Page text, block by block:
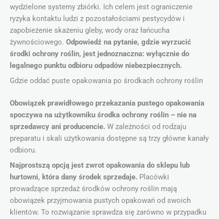
wydzielone systemy zbiórki. Ich celem jest ograniczenie
ryzyka kontaktu ludzi z pozostałościami pestycydów i
zapobieżenie skażeniu gleby, wody oraz łańcucha
żywnościowego. Odpowiedź na pytanie, gdzie wyrzucić
środki ochrony roślin, jest jednoznaczna: wyłącznie do
legalnego punktu odbioru odpadów niebezpiecznych.
Gdzie oddać puste opakowania po środkach ochrony roślin
Obowiązek prawidłowego przekazania pustego opakowania
spoczywa na użytkowniku środka ochrony roślin – nie na
sprzedawcy ani producencie. W zależności od rodzaju
preparatu i skali użytkowania dostępne są trzy główne kanały
odbioru.
Najprostszą opcją jest zwrot opakowania do sklepu lub
hurtowni, która dany środek sprzedaje. Placówki
prowadzące sprzedaż środków ochrony roślin mają
obowiązek przyjmowania pustych opakowań od swoich
klientów. To rozwiązanie sprawdza się zarówno w przypadku